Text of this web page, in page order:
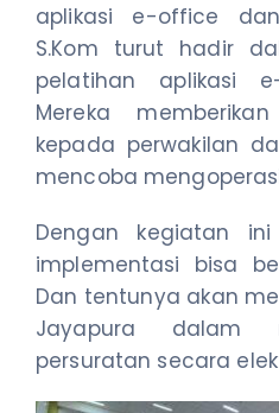
aplikasi e-office
S.Kom turut hadir
pelatihan aplikasi
Mereka
kepada perwakilan
mencoba
Dengan kegiatan
implementasi bisa
Dan tentunya akan
Jayapura dalam
persuratan secara